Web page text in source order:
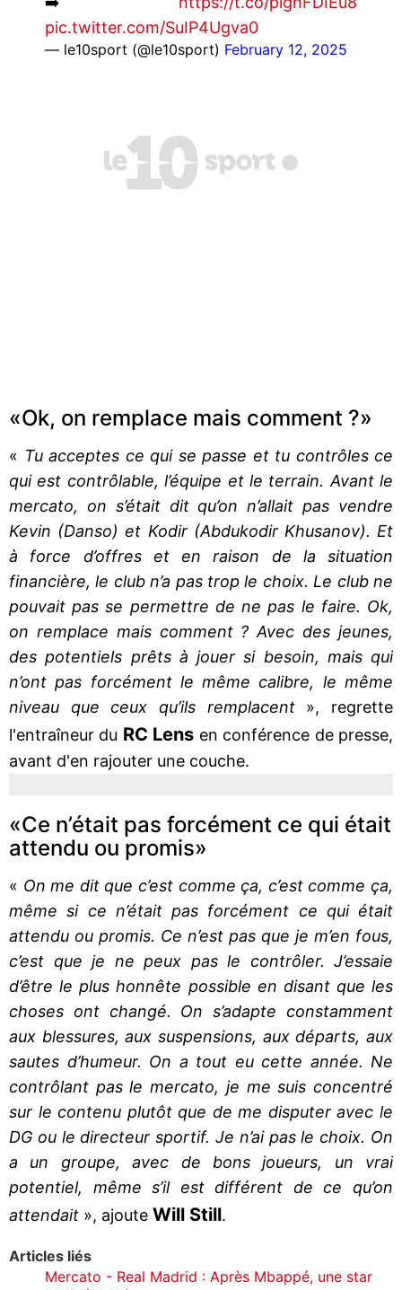
pic.twitter.com/SuIP4Ugva0
— le10sport (@le10sport) February 12, 2025
«Ok, on remplace mais comment ?»
« Tu acceptes ce qui se passe et tu contrôles ce
qui est contrôlable, l’équipe et le terrain. Avant le
mercato, on s’était dit qu’on n’allait pas vendre
Kevin (Danso) et Kodir (Abdukodir Khusanov). Et
à force d’offres et en raison de la situation
financière, le club n’a pas trop le choix. Le club ne
pouvait pas se permettre de ne pas le faire. Ok,
on remplace mais comment ? Avec des jeunes,
des potentiels prêts à jouer si besoin, mais qui
n’ont pas forcément le même calibre, le même
niveau que ceux qu’ils remplacent», regrette
l'entraîneur du RC Lens en conférence de presse,
avant d'en rajouter une couche.
«Ce n’était pas forcément ce qui était
attendu ou promis»
« On me dit que c’est comme ça, c’est comme ça,
même si ce n’était pas forcément ce qui était
attendu ou promis. Ce n’est pas que je m’en fous,
c’est que je ne peux pas le contrôler. J’essaie
d’être le plus honnête possible en disant que les
choses ont changé. On s’adapte constamment
aux blessures, aux suspensions, aux départs, aux
sautes d’humeur. On a tout eu cette année. Ne
contrôlant pas le mercato, je me suis concentré
sur le contenu plutôt que de me disputer avec le
DG ou le directeur sportif. Je n’ai pas le choix. On
a un groupe, avec de bons joueurs, un vrai
potentiel, même s’il est différent de ce qu’on
attendait », ajoute Will Still.
Articles liés
Mercato - Real Madrid : Après Mbappé, une star